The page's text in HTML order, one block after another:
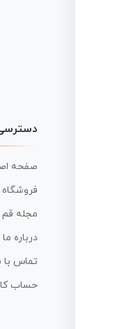
صفحه
فروشگاه
مجله قم
درباره ما
تماس با
حساب